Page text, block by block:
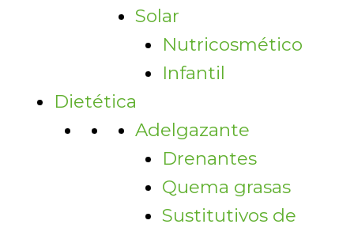
Solar
Nutricosmético
Infantil
Dietética
Adelgazante
Drenantes
Quema grasas
Sustitutivos de